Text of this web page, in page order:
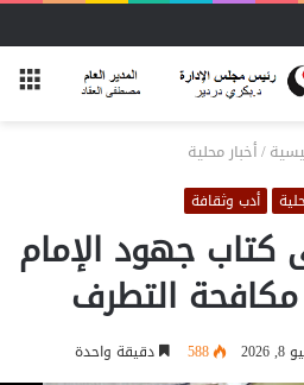
/أخبار محلية
أدب وثقافة
كتاب جهود الإمام
التطرف
2026
588 دقيقة واحدة